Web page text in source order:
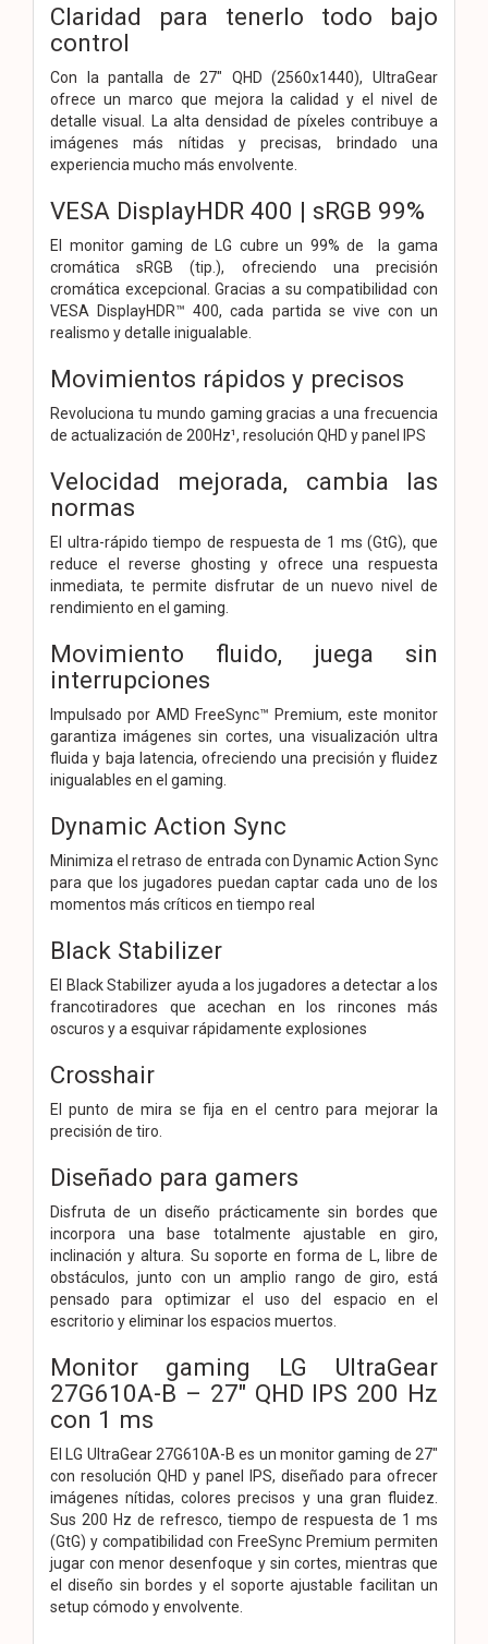
Claridad para tenerlo todo bajo
control
Con la pantalla de 27" QHD (2560x1440), UltraGear
ofrece un marco que mejora la calidad y el nivel de
detalle visual. La alta densidad de píxeles contribuye a
imágenes más nítidas y precisas, brindado una
experiencia mucho más envolvente.
VESA DisplayHDR 400 | sRGB 99%
El monitor gaming de LG cubre un 99% de la gama
cromática sRGB (tip.), ofreciendo una precisión
cromática excepcional. Gracias a su compatibilidad con
VESA DisplayHDR™ 400, cada partida se vive con un
realismo y detalle inigualable.
Movimientos rápidos y precisos
Revoluciona tu mundo gaming gracias a una frecuencia
de actualización de 200Hz¹, resolución QHD y panel IPS
Velocidad mejorada, cambia las
normas
El ultra-rápido tiempo de respuesta de 1 ms (GtG), que
reduce el reverse ghosting y ofrece una respuesta
inmediata, te permite disfrutar de un nuevo nivel de
rendimiento en el gaming.
Movimiento fluido, juega sin
interrupciones
Impulsado por AMD FreeSync™ Premium, este monitor
garantiza imágenes sin cortes, una visualización ultra
fluida y baja latencia, ofreciendo una precisión y fluidez
inigualables en el gaming.
Dynamic Action Sync
Minimiza el retraso de entrada con Dynamic Action Sync
para que los jugadores puedan captar cada uno de los
momentos más críticos en tiempo real
Black Stabilizer
El Black Stabilizer ayuda a los jugadores a detectar a los
francotiradores que acechan en los rincones más
oscuros y a esquivar rápidamente explosiones
Crosshair
El punto de mira se fija en el centro para mejorar la
precisión de tiro.
Diseñado para gamers
Disfruta de un diseño prácticamente sin bordes que
incorpora una base totalmente ajustable en giro,
inclinación y altura. Su soporte en forma de L, libre de
obstáculos, junto con un amplio rango de giro, está
pensado para optimizar el uso del espacio en el
escritorio y eliminar los espacios muertos.
Monitor gaming LG UltraGear
27G610A-B – 27" QHD IPS 200 Hz
con 1 ms
El LG UltraGear 27G610A-B es un monitor gaming de 27"
con resolución QHD y panel IPS, diseñado para ofrecer
imágenes nítidas, colores precisos y una gran fluidez.
Sus 200 Hz de refresco, tiempo de respuesta de 1 ms
(GtG) y compatibilidad con FreeSync Premium permiten
jugar con menor desenfoque y sin cortes, mientras que
el diseño sin bordes y el soporte ajustable facilitan un
setup cómodo y envolvente.